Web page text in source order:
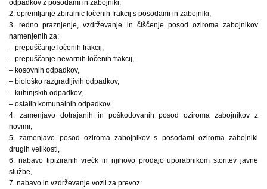
odpadkov z posodami in zabojniki,
2. opremljanje zbiralnic ločenih frakcij s posodami in zabojniki,
3. redno praznjenje, vzdrževanje in čiščenje posod oziroma zabojnikov
namenjenih za:
– prepuščanje ločenih frakcij,
– prepuščanje nevarnih ločenih frakcij,
– kosovnih odpadkov,
– biološko razgradljivih odpadkov,
– kuhinjskih odpadkov,
– ostalih komunalnih odpadkov.
4. zamenjavo dotrajanih in poškodovanih posod oziroma zabojnikov z
novimi,
5. zamenjavo posod oziroma zabojnikov s posodami oziroma zabojniki
drugih velikosti,
6. nabavo tipiziranih vrečk in njihovo prodajo uporabnikom storitev javne
službe,
7. nabavo in vzdrževanje vozil za prevoz: